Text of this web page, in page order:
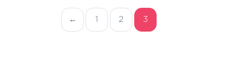
← 1 2 3